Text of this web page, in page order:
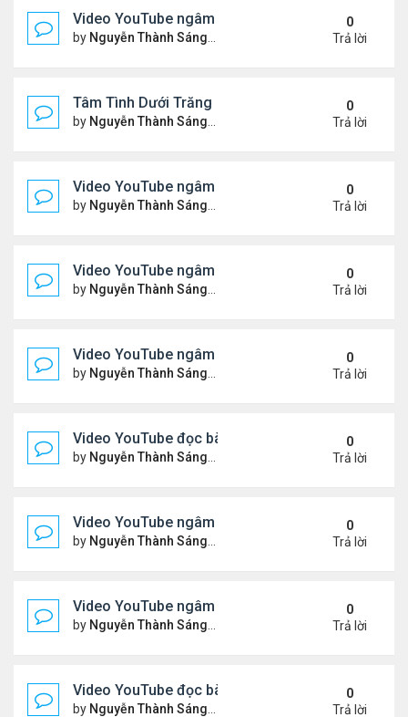
Video YouTube ngâm bài thơ nhạc lục bát "Em Đi
by Nguyễn Thành Sáng Thứ 5 Tháng 5 14, 2026 7:20
0
Trả lời
Tâm Tình Dưới Trăng
by Nguyễn Thành Sáng Thứ 3 Tháng 5 12, 2026 3:15
0
Trả lời
Video YouTube ngâm bài thơ nhạc lục bát "Em Có
by Nguyễn Thành Sáng Thứ 7 Tháng 5 02, 2026 10:15
0
Trả lời
Video YouTube ngâm bài thơ nhạc lục bát "Nói
by Nguyễn Thành Sáng Thứ 3 Tháng 4 21, 2026 8:37
0
Trả lời
Video YouTube ngâm bài Thơ Nhạc Lục Bát: "Thơ
by Nguyễn Thành Sáng Thứ 4 Tháng 4 08, 2026 8:22
0
Trả lời
Video YouTube đọc bài thơ "Vậy Mà Ai Nỡ"
by Nguyễn Thành Sáng Thứ 6 Tháng 4 03, 2026 7:59
0
Trả lời
Video YouTube ngâm bài Thơ Nhạc Lục Bát: Em
by Nguyễn Thành Sáng Thứ 2 Tháng 3 30, 2026 8:19
0
Trả lời
Video YouTube ngâm bài Thơ Nhạc Lục Bát: Nỗi
by Nguyễn Thành Sáng Thứ 5 Tháng 3 26, 2026 8:13
0
Trả lời
Video YouTube đọc bài thơ "Đôi Mắt Của Em"
by Nguyễn Thành Sáng Thứ 6 Tháng 3 20, 2026 8:21
0
Trả lời